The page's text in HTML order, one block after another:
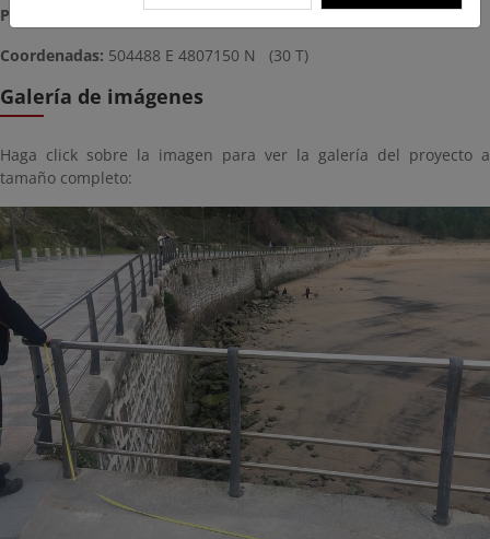
Presupuesto
: 58.358,37 €
Coordenadas: 504488 E 4807150 N (30 T)
Galería de imágenes
Haga click sobre la imagen para ver la galería del proyecto a
tamaño completo: